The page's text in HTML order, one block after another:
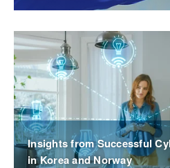
Insights from Successful
in Korea and Norway